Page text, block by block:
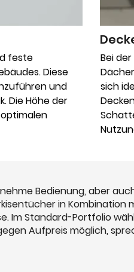
feste
Diese
und
Die Höhe der
Bei
sich
Bedienung, aber
in
Im Standard-Portfolio
Aufpreis möglich,